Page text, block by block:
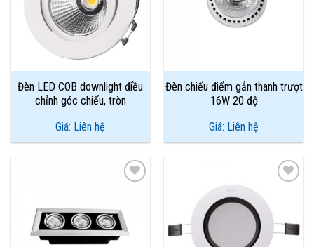
Đèn LED COB downlight điều
chỉnh góc chiếu, tròn
Giá: Liên hệ
Đèn chiếu điểm gắn thanh trượt
16W 20 độ
Giá: Liên hệ
Add to
Wishlist
Add to
Wishlist